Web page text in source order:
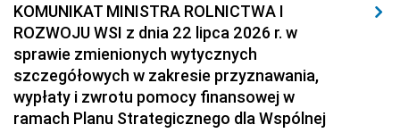
KOMUNIKAT MINISTRA ROLNICTWA I
ROZWOJU WSI z dnia 22 lipca 2026 r. w
sprawie zmienionych wytycznych
szczegółowych w zakresie przyznawania,
wypłaty i zwrotu pomocy finansowej w
ramach Planu Strategicznego dla Wspólnej